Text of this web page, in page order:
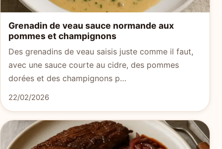
Grenadin de veau sauce normande aux
pommes et champignons
Des grenadins de veau saisis juste comme il faut,
avec une sauce courte au cidre, des pommes
dorées et des champignons p…
22/02/2026